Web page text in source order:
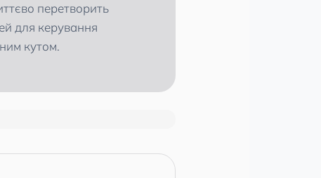
перетворить
для керування
кутом.